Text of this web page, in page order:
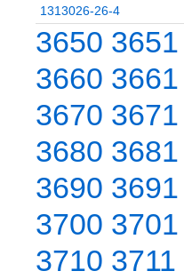
1313026-26-4
3650 3651
3660 3661
3670 3671
3680 3681
3690 3691
3700 3701
3710 3711